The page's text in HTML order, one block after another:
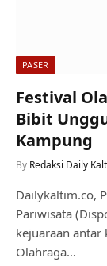
PASER
Festival
Bibit
Kampung
By Redaksi Daily
Dailykaltim.co,
Pariwisata
kejuaraan antar
Olahraga…